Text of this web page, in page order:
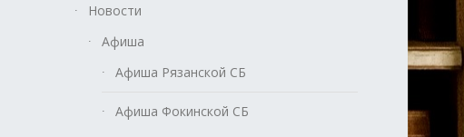
Новости
Афиша
Афиша Рязанской СБ
Афиша Фокинской СБ